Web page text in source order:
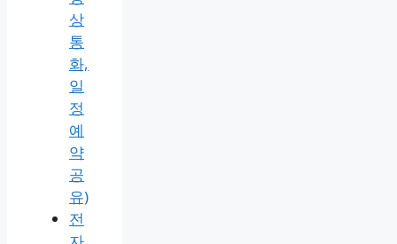
상
통
화,
일
정
예
약
공
유)
전